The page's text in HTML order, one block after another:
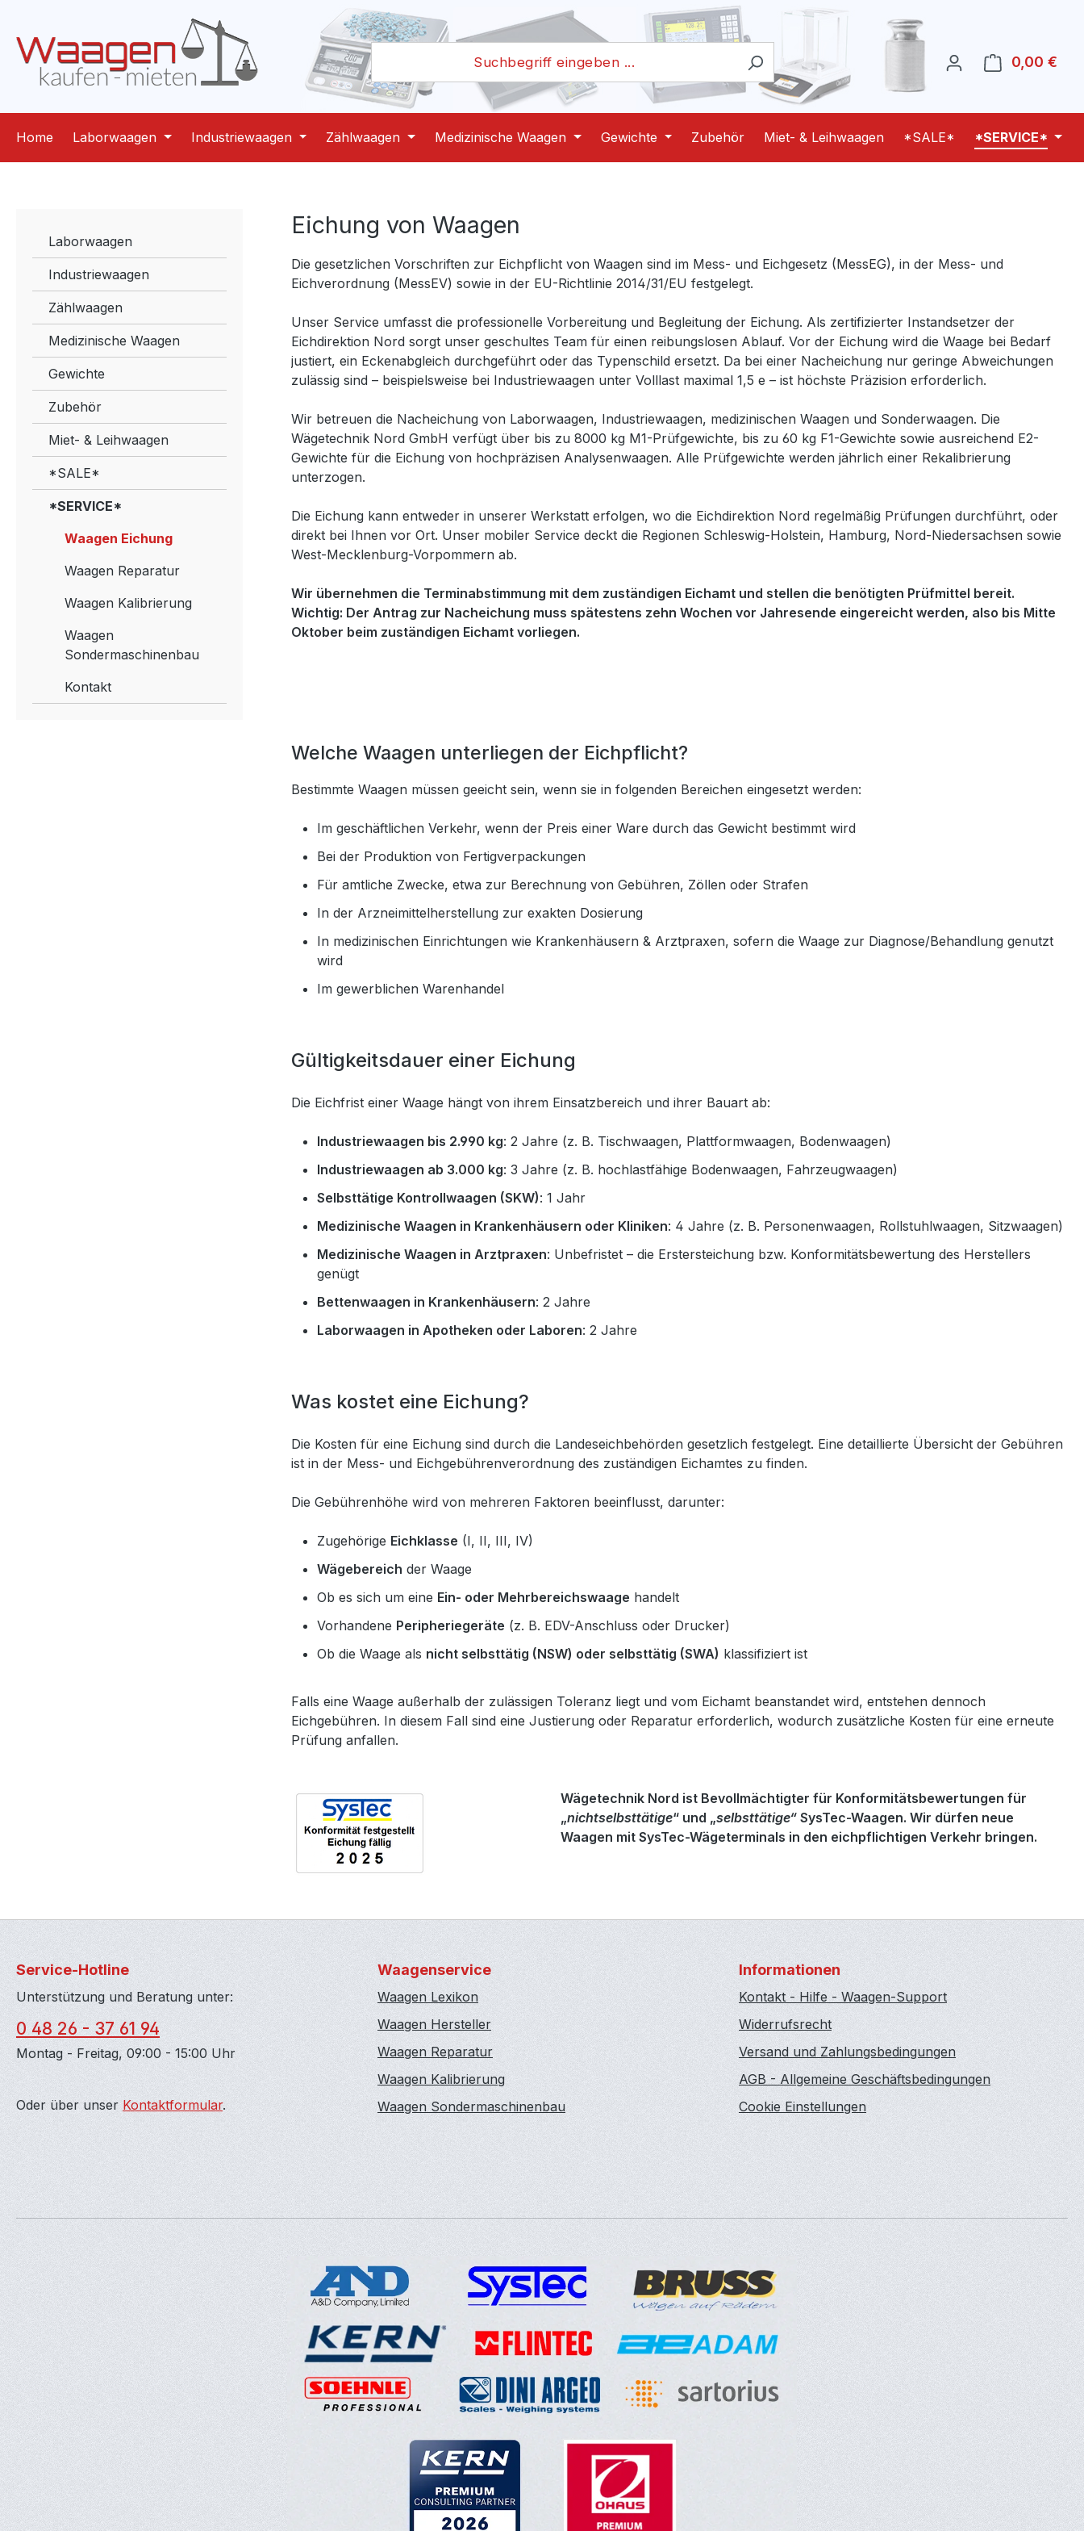
Zur Hauptnavigation springen
0,00 €
Home Laborwaagen Industriewaagen Zählwaagen Medizinische Waagen Gewichte Zubehör Miet- & Leihwaagen *SALE* *SERVICE*
Laborwaagen
Industriewaagen
Zählwaagen
Medizinische Waagen
Gewichte
Zubehör
Miet- & Leihwaagen
*SALE*
*SERVICE*
Waagen Eichung
Waagen Reparatur
Waagen Kalibrierung
Waagen
Sondermaschinenbau
Kontakt
Eichung von Waagen
Die gesetzlichen Vorschriften zur Eichpflicht von Waagen sind im Mess- und Eichgesetz (MessEG), in der Mess- und
Eichverordnung (MessEV) sowie in der EU-Richtlinie 2014/31/EU festgelegt.
Unser Service umfasst die professionelle Vorbereitung und Begleitung der Eichung. Als zertifizierter Instandsetzer der
Eichdirektion Nord sorgt unser geschultes Team für einen reibungslosen Ablauf. Vor der Eichung wird die Waage bei Bedarf
justiert, ein Eckenabgleich durchgeführt oder das Typenschild ersetzt. Da bei einer Nacheichung nur geringe Abweichungen
zulässig sind – beispielsweise bei Industriewaagen unter Volllast maximal 1,5 e – ist höchste Präzision erforderlich.
Wir betreuen die Nacheichung von Laborwaagen, Industriewaagen, medizinischen Waagen und Sonderwaagen. Die
Wägetechnik Nord GmbH verfügt über bis zu 8000 kg M1-Prüfgewichte, bis zu 60 kg F1-Gewichte sowie ausreichend E2-
Gewichte für die Eichung von hochpräzisen Analysenwaagen. Alle Prüfgewichte werden jährlich einer Rekalibrierung
unterzogen.
Die Eichung kann entweder in unserer Werkstatt erfolgen, wo die Eichdirektion Nord regelmäßig Prüfungen durchführt, oder
direkt bei Ihnen vor Ort. Unser mobiler Service deckt die Regionen Schleswig-Holstein, Hamburg, Nord-Niedersachsen sowie
West-Mecklenburg-Vorpommern ab.
Wir übernehmen die Terminabstimmung mit dem zuständigen Eichamt und stellen die benötigten Prüfmittel bereit.
Wichtig: Der Antrag zur Nacheichung muss spätestens zehn Wochen vor Jahresende eingereicht werden, also bis Mitte
Oktober beim zuständigen Eichamt vorliegen.
Welche Waagen unterliegen der Eichpflicht?
Bestimmte Waagen müssen geeicht sein, wenn sie in folgenden Bereichen eingesetzt werden:
Im geschäftlichen Verkehr, wenn der Preis einer Ware durch das Gewicht bestimmt wird
Bei der Produktion von Fertigverpackungen
Für amtliche Zwecke, etwa zur Berechnung von Gebühren, Zöllen oder Strafen
In der Arzneimittelherstellung zur exakten Dosierung
In medizinischen Einrichtungen wie Krankenhäusern & Arztpraxen, sofern die Waage zur Diagnose/Behandlung genutzt
wird
Im gewerblichen Warenhandel
Gültigkeitsdauer einer Eichung
Die Eichfrist einer Waage hängt von ihrem Einsatzbereich und ihrer Bauart ab:
Industriewaagen bis 2.990 kg: 2 Jahre (z. B. Tischwaagen, Plattformwaagen, Bodenwaagen)
Industriewaagen ab 3.000 kg: 3 Jahre (z. B. hochlastfähige Bodenwaagen, Fahrzeugwaagen)
Selbsttätige Kontrollwaagen (SKW): 1 Jahr
Medizinische Waagen in Krankenhäusern oder Kliniken: 4 Jahre (z. B. Personenwaagen, Rollstuhlwaagen, Sitzwaagen)
Medizinische Waagen in Arztpraxen: Unbefristet – die Erstersteichung bzw. Konformitätsbewertung des Herstellers
genügt
Bettenwaagen in Krankenhäusern: 2 Jahre
Laborwaagen in Apotheken oder Laboren: 2 Jahre
Was kostet eine Eichung?
Die Kosten für eine Eichung sind durch die Landeseichbehörden gesetzlich festgelegt. Eine detaillierte Übersicht der Gebühren
ist in der Mess- und Eichgebührenverordnung des zuständigen Eichamtes zu finden.
Die Gebührenhöhe wird von mehreren Faktoren beeinflusst, darunter:
Zugehörige Eichklasse (I, II, III, IV)
Wägebereich der Waage
Ob es sich um eine Ein- oder Mehrbereichswaage handelt
Vorhandene Peripheriegeräte (z. B. EDV-Anschluss oder Drucker)
Ob die Waage als nicht selbsttätig (NSW) oder selbsttätig (SWA) klassifiziert ist
Falls eine Waage außerhalb der zulässigen Toleranz liegt und vom Eichamt beanstandet wird, entstehen dennoch
Eichgebühren. In diesem Fall sind eine Justierung oder Reparatur erforderlich, wodurch zusätzliche Kosten für eine erneute
Prüfung anfallen.
Wägetechnik Nord ist Bevollmächtigter für Konformitätsbewertungen für
„nichtselbsttätige“ und „selbsttätige“ SysTec-Waagen. Wir dürfen neue
Waagen mit SysTec-Wägeterminals in den eichpflichtigen Verkehr bringen.
Service-Hotline
Unterstützung und Beratung unter:
0 48 26 - 37 61 94
Montag - Freitag, 09:00 - 15:00 Uhr
Oder über unser Kontaktformular.
Waagenservice
Waagen Lexikon
Waagen Hersteller
Waagen Reparatur
Waagen Kalibrierung
Waagen Sondermaschinenbau
Informationen
Kontakt - Hilfe - Waagen-Support
Widerrufsrecht
Versand und Zahlungsbedingungen
AGB - Allgemeine Geschäftsbedingungen
Cookie Einstellungen